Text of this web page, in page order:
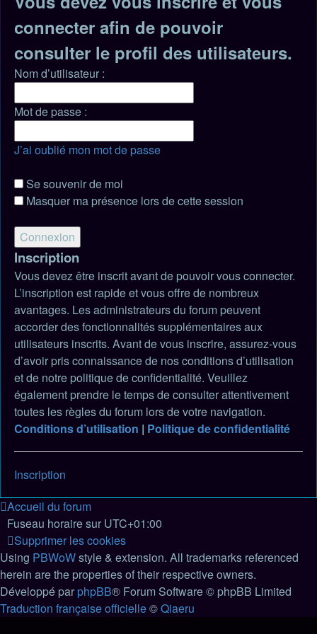
connecter afin de pouvoir
consulter le profil des utilisateurs.
Nom d’utilisateur :
Mot de passe :
J’ai oublié mon mot de passe
Se souvenir de moi
Masquer ma présence lors de cette session
Inscription
Vous devez être inscrit avant de pouvoir vous connecter.
L’inscription est rapide et vous offre de nombreux
avantages. Les administrateurs du forum peuvent
accorder des fonctionnalités supplémentaires aux
utilisateurs inscrits. Avant de vous inscrire, assurez-vous
d’avoir pris connaissance de nos conditions d’utilisation
et de notre politique de confidentialité. Veuillez
également prendre le temps de consulter attentivement
toutes les règles du forum lors de votre navigation.
Conditions d’utilisation | Politique de confidentialité
Inscription
Accueil du forum
Fuseau horaire sur UTC+01:00
Supprimer les cookies
Using PBWoWstyle & extension. All trademarks referenced
herein are the properties of their respective owners.
Développé par phpBB® Forum Software © phpBB Limited
Traduction française officielle©Qiaeru